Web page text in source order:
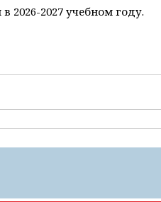
2027 учебном году.